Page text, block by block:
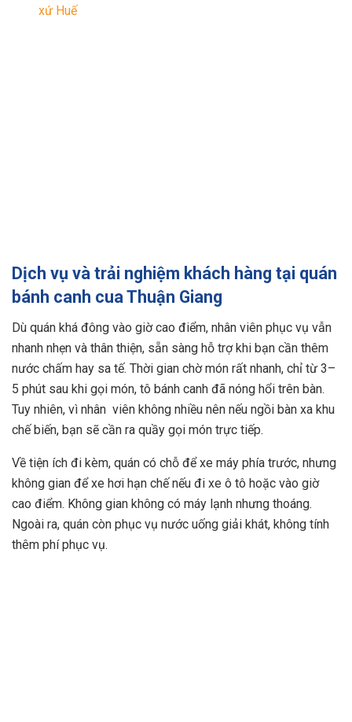
xứ Huế
Dịch vụ và trải nghiệm khách hàng tại quán
bánh canh cua Thuận Giang
Dù quán khá đông vào giờ cao điểm, nhân viên phục vụ vẫn
nhanh nhẹn và thân thiện, sẵn sàng hỗ trợ khi bạn cần thêm
nước chấm hay sa tế. Thời gian chờ món rất nhanh, chỉ từ 3–
5 phút sau khi gọi món, tô bánh canh đã nóng hổi trên bàn.
Tuy nhiên, vì nhân viên không nhiều nên nếu ngồi bàn xa khu
chế biến, bạn sẽ cần ra quầy gọi món trực tiếp.
Về tiện ích đi kèm, quán có chỗ để xe máy phía trước, nhưng
không gian để xe hơi hạn chế nếu đi xe ô tô hoặc vào giờ
cao điểm. Không gian không có máy lạnh nhưng thoáng.
Ngoài ra, quán còn phục vụ nước uống giải khát, không tính
thêm phí phục vụ.